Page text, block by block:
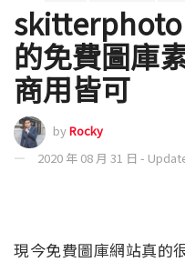
skitterphoto
的免費圖庫
商用皆可
byRocky
2020 年 08 月 31 日 -
現今免費圖庫網站真的